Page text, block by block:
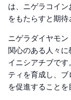
は、ニゲラコイ
をもたらすと期待
ニゲラダイヤモ
関心のある人々
イニシアチブで
ティを育成し、
を促進することを